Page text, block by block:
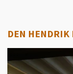
DEN HENDRIK